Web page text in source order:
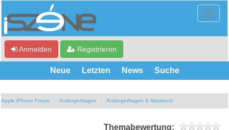
Anmelden Registrieren
Neue Letzten News Suche
Apple iPhone Forum Anfängerfragen Anfängerfragen & Notdienst
Themabewertung: